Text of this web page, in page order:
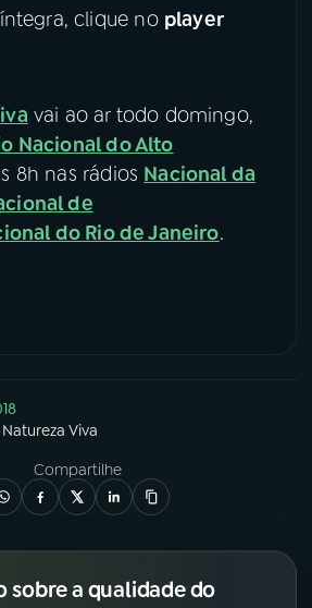
clique no player
vai ao ar todo domingo,
Nacional do Alto
8h nas rádios Nacional da
de
do Rio de Janeiro.
Natureza Viva
Compartilhe
sobre a qualidade do